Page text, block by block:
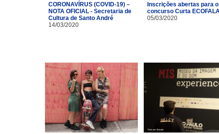
CORONAVÍRUS (COVID-19) –
NOTA OFICIAL - Secretaria de
Cultura de Santo André
14/03/2020
Inscrições abertas para o
concurso Curta
05/03/2020